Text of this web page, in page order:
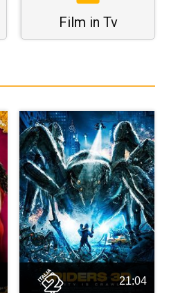
Film in Tv
21:04